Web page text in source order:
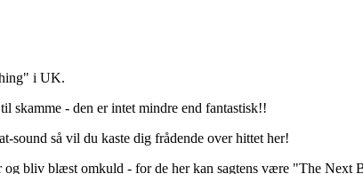
i UK.
skamme - den er intet mindre end fantastisk!!
sound så vil du kaste dig frådende over hittet her!
og bliv blæst omkuld - for de her kan sagtens være "The Next